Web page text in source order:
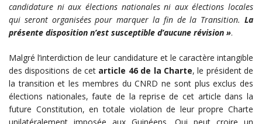
candidature ni aux élections nationales ni aux élections locales
qui seront organisées pour marquer la fin de la Transition. La
présente disposition n’est susceptible d’aucune révision ».
Malgré l’interdiction de leur candidature et le caractère intangible
des dispositions de cet article 46 de la Charte, le président de
la transition et les membres du CNRD ne sont plus exclus des
élections nationales, faute de la reprise de cet article dans la
future Constitution, en totale violation de leur propre Charte